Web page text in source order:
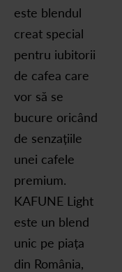
este blendul
creat special
pentru iubitorii
de cafea care
vor să se
bucure oricând
de senzațiile
unei cafele
premium.
KAFUNE Light
este un blend
unic pe piața
din România,